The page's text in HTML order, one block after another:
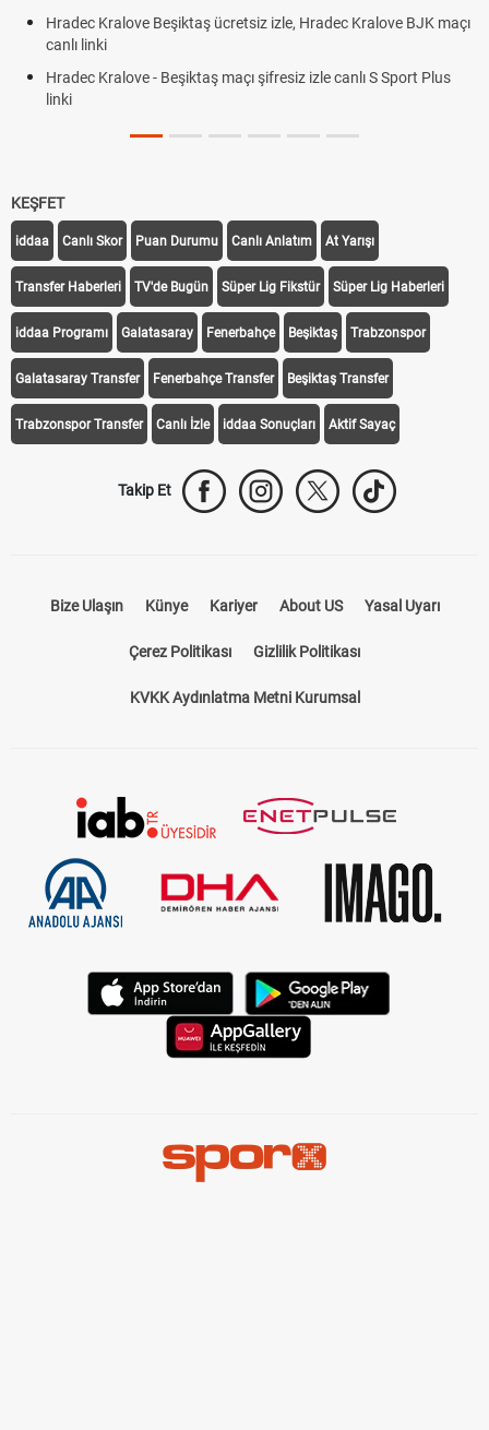
Hradec Kralove Beşiktaş ücretsiz izle, Hradec Kralove BJK maçı
canlı linki
Hradec Kralove - Beşiktaş maçı şifresiz izle canlı S Sport Plus
linki
KEŞFET
iddaa Canlı Skor Puan Durumu Canlı Anlatım At Yarışı
Transfer Haberleri TV'de Bugün Süper Lig Fikstür Süper Lig Haberleri
iddaa Programı Galatasaray Fenerbahçe Beşiktaş Trabzonspor
Galatasaray Transfer Fenerbahçe Transfer Beşiktaş Transfer
Trabzonspor Transfer Canlı İzle iddaa Sonuçları Aktif Sayaç
Takip Et
Bize Ulaşın Künye Kariyer About US Yasal Uyarı
Çerez Politikası Gizlilik Politikası
KVKK Aydınlatma Metni Kurumsal